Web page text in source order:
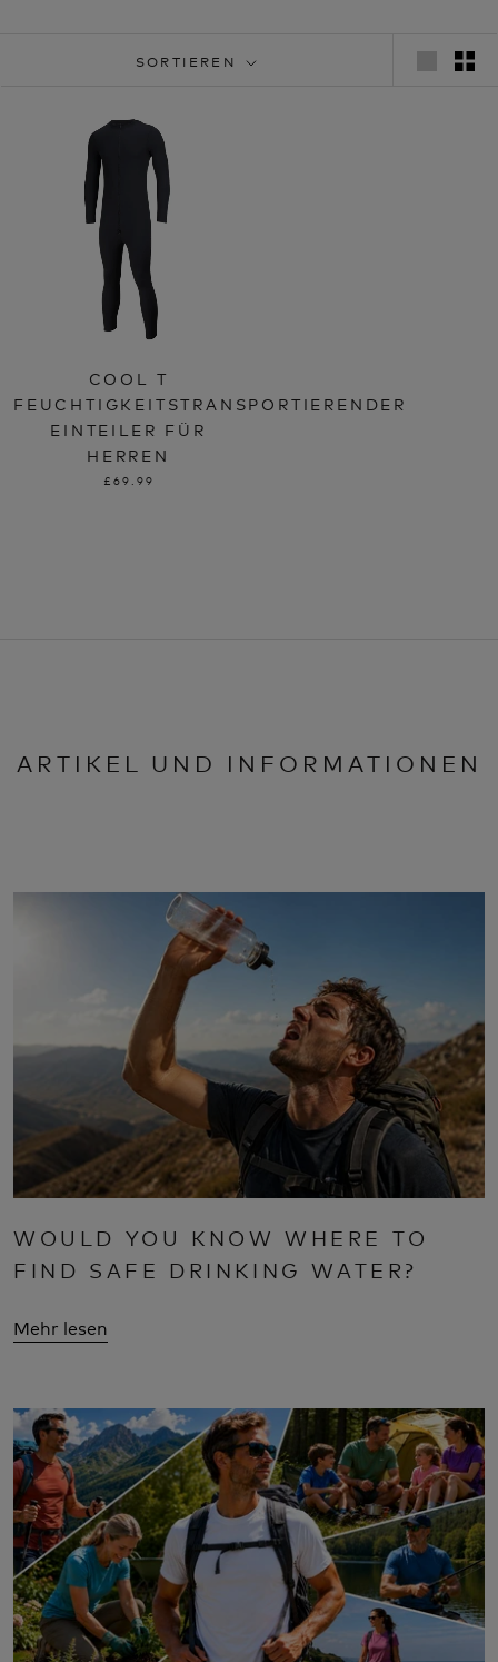
SORTIEREN
COOL T
FEUCHTIGKEITSTRANSPORTIERENDER
EINTEILER FÜR
HERREN
£69.99
ARTIKEL UND INFORMATIONEN
WOULD YOU KNOW WHERE TO
FIND SAFE DRINKING WATER?
Mehr lesen